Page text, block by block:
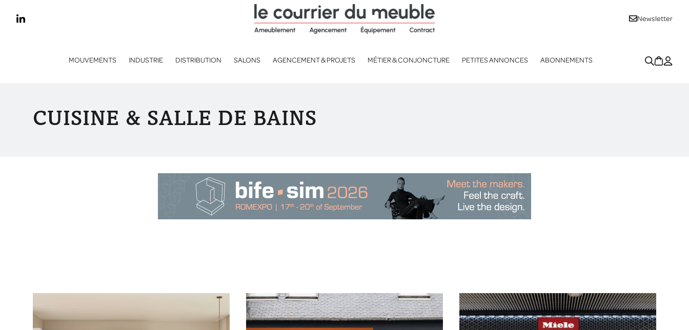
Newsletter
MOUVEMENTS INDUSTRIE DISTRIBUTION SALONS AGENCEMENT & PROJETS MÉTIER & CONJONCTURE PETITES ANNONCES ABONNEMENTS
CUISINE & SALLE DE BAINS